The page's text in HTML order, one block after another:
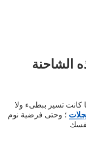
الشاحنة
كانت تسير ببطىء ولا
؛ وحتى فرضية نوم